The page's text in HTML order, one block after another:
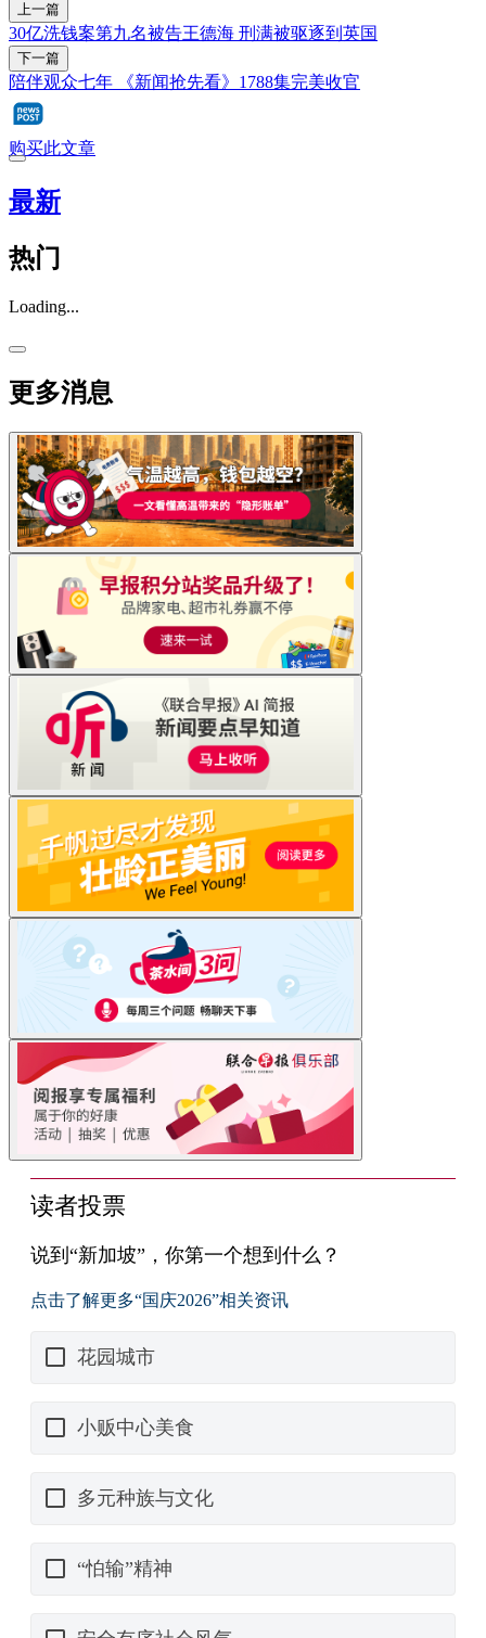
上一篇
30亿洗钱案第九名被告王德海 刑满被驱逐到英国
下一篇
陪伴观众七年 《新闻抢先看》1788集完美收官
购买此文章
最新
热门
Loading...
更多消息